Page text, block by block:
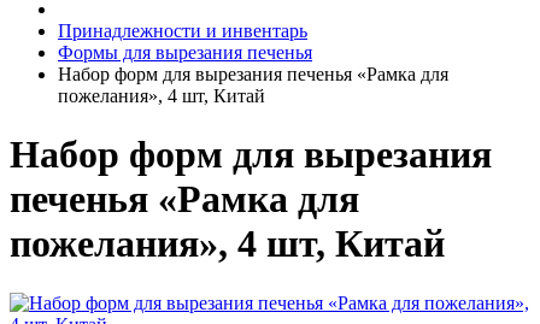
Принадлежности и инвентарь
Формы для вырезания печенья
Набор форм для вырезания печенья «Рамка для
пожелания», 4 шт, Китай
Набор форм для вырезания
печенья «Рамка для
пожелания», 4 шт, Китай